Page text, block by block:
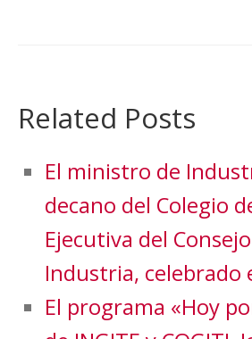
Related Posts
El ministro de
decano del Colegio
Ejecutiva del
Industria, celebrado
El programa «Hoy